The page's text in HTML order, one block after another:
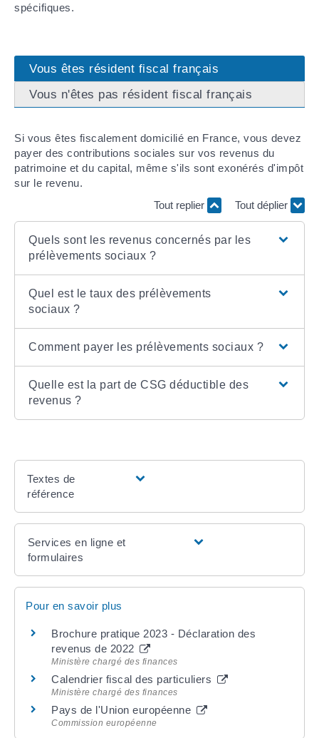
spécifiques.
Vous êtes résident fiscal français
Vous n'êtes pas résident fiscal français
Si vous êtes fiscalement domicilié en France, vous devez
payer des contributions sociales sur vos revenus du
patrimoine et du capital, même s'ils sont exonérés d'impôt
sur le revenu.
Tout replier
Tout déplier
Quels sont les revenus concernés par les
prélèvements sociaux ?
Quel est le taux des prélèvements
sociaux ?
Comment payer les prélèvements sociaux ?
Quelle est la part de CSG déductible des
revenus ?
Textes de
référence
Services en ligne et
formulaires
Pour en savoir plus
Brochure pratique 2023 - Déclaration des
revenus de 2022
Ministère chargé des finances
Calendrier fiscal des particuliers
Ministère chargé des finances
Pays de l'Union européenne
Commission européenne